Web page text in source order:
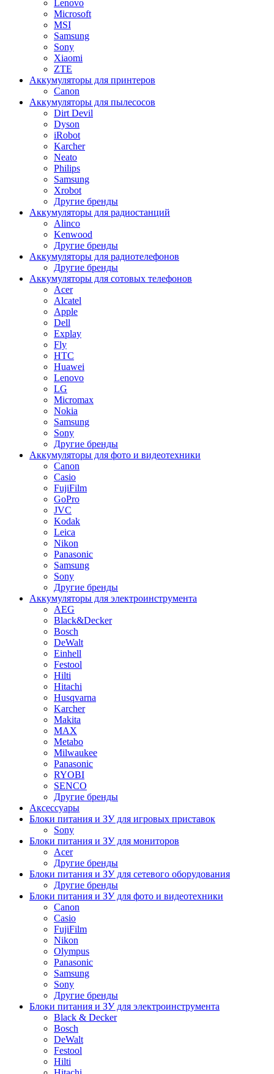
Lenovo
Microsoft
MSI
Samsung
Sony
Xiaomi
ZTE
Аккумуляторы для принтеров
Canon
Аккумуляторы для пылесосов
Dirt Devil
Dyson
iRobot
Karcher
Neato
Philips
Samsung
Xrobot
Другие бренды
Аккумуляторы для радиостанций
Alinco
Kenwood
Другие бренды
Аккумуляторы для радиотелефонов
Другие бренды
Аккумуляторы для сотовых телефонов
Acer
Alcatel
Apple
Dell
Explay
Fly
HTC
Huawei
Lenovo
LG
Micromax
Nokia
Samsung
Sony
Другие бренды
Аккумуляторы для фото и видеотехники
Canon
Casio
FujiFilm
GoPro
JVC
Kodak
Leica
Nikon
Panasonic
Samsung
Sony
Другие бренды
Аккумуляторы для электроинструмента
AEG
Black&Decker
Bosch
DeWalt
Einhell
Festool
Hilti
Hitachi
Husqvarna
Karcher
Makita
MAX
Metabo
Milwaukee
Panasonic
RYOBI
SENCO
Другие бренды
Аксессуары
Блоки питания и ЗУ для игровых приставок
Sony
Блоки питания и ЗУ для мониторов
Acer
Другие бренды
Блоки питания и ЗУ для сетевого оборудования
Другие бренды
Блоки питания и ЗУ для фото и видеотехники
Canon
Casio
FujiFilm
Nikon
Olympus
Panasonic
Samsung
Sony
Другие бренды
Блоки питания и ЗУ для электроинструмента
Black & Decker
Bosch
DeWalt
Festool
Hilti